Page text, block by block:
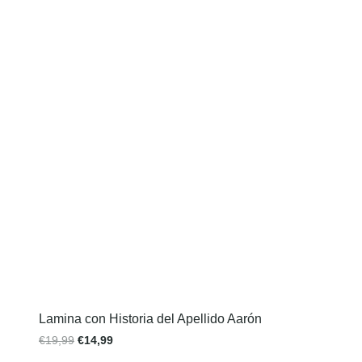
Lamina con Historia del Apellido Aarón
€19,99 €14,99